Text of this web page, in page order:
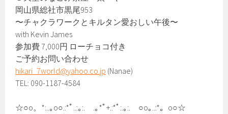
岡山県総社市黒尾953
〜チャクラワークとキルタン愛おしい午後〜
with Kevin James
参加費 7,000円 ローチョコ付き
ご予約お問い合わせ
hikari_7world@yahoo.co.jp (Nanae)
TEL: 090-1187-4584
☆○o。*:..｡o○.:*ﾟ..:｡:. .｡*ﾟ+.:*ﾟ:.｡:. ○o｡..:*。o○☆